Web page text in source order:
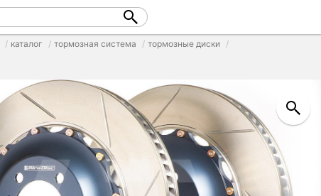
каталог тормозная система тормозные диски